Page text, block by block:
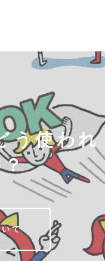
う使われ
て